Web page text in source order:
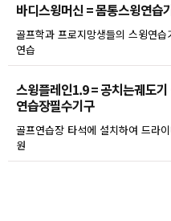
바디스윙머신 = 몸통스윙연습
골프학과 프로지망생들의 스윙연
연습
스윙플레인1.9 = 공치는궤도
연습장필수기구
골프연습장 타석에 설치하여 드라
원